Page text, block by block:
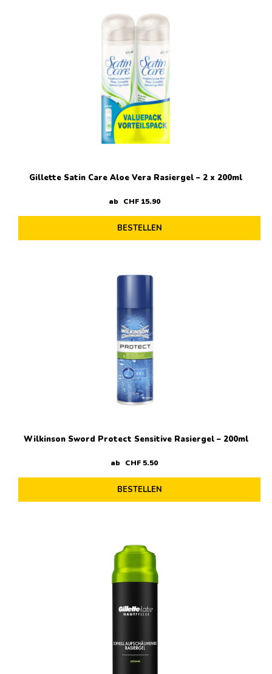
Gillette Satin Care Aloe Vera Rasiergel – 2 x 200ml
ab CHF15.90
BESTELLEN
Wilkinson Sword Protect Sensitive Rasiergel – 200ml
ab CHF 5.50
BESTELLEN